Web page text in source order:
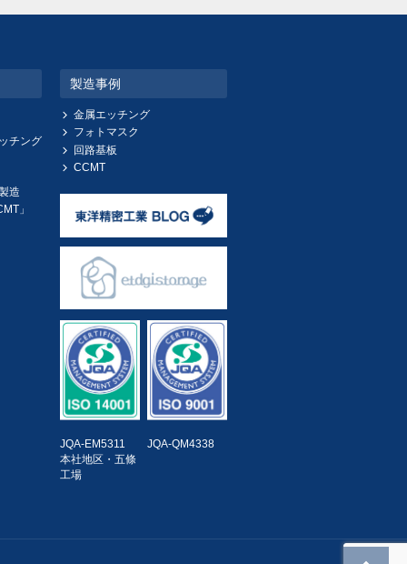
チング
造
」
製造事例
金属エッチング
フォトマスク
回路基板
CCMT
JQA-EM5311
本社地区・五條
工場
JQA-QM4338